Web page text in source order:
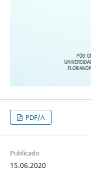
PDF/A
Publicado
15.06.2020